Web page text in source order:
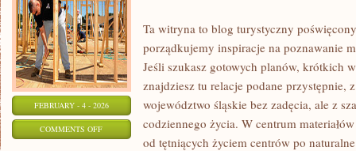
FEBRUARY - 4 - 2026
COMMENTS OFFON
Ta witryna to blog turystyczny
porządkujemy inspiracje na poznawanie
Jeśli szukasz gotowych planów, krótkich
znajdziesz tu relacje podane przystępnie,
województwo śląskie bez zadęcia, ale z
codziennego życia. W centrum
od tętniących życiem centrów po